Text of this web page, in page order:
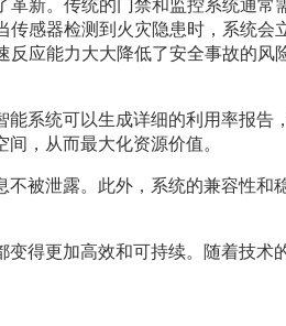
革新。传统的门禁和监控系统通常
传感器检测到火灾隐患时，系统会
反应能力大大降低了安全事故的风
系统可以生成详细的利用率报告
，从而最大化资源价值。
被泄露。此外，系统的兼容性和
得更加高效和可持续。随着技术